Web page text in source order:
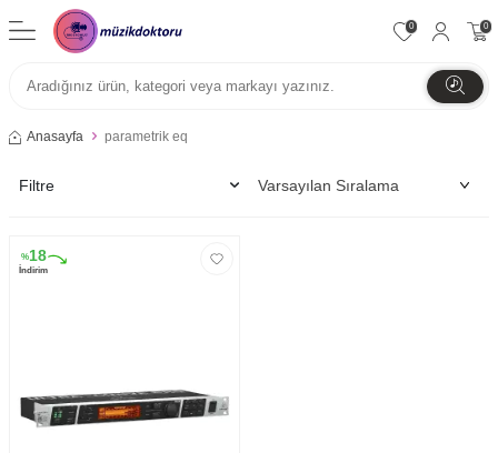
0 0
Anasayfa parametrik eq
Filtre
%18
İndirim